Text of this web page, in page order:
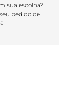
sua escolha?
pedido de